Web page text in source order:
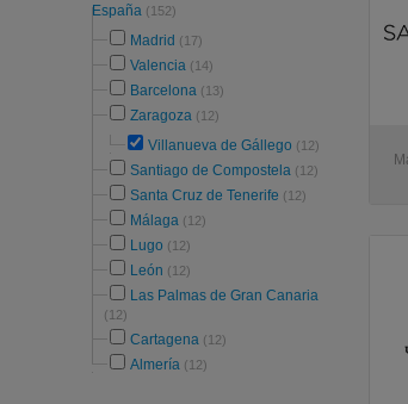
España (152)
Madrid (17)
Valencia (14)
Barcelona (13)
Zaragoza (12)
Villanueva de Gállego (12)
Santiago de Compostela (12)
Santa Cruz de Tenerife (12)
Málaga (12)
Lugo (12)
León (12)
Las Palmas de Gran Canaria
(12)
Cartagena (12)
Almería (12)